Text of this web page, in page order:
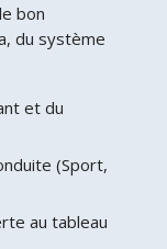
bon
du système
et du
(Sport,
au tableau